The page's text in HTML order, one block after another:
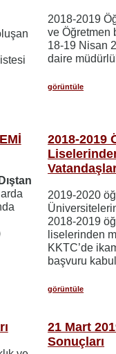
2018-2019
ve Öğretmen
18-19 Nisan
daire
görüntüle
2018-2019
2019-2020
2018-2019
liselerinden
KKTC’de
başvuru
görüntüle
21 Mart
Sonuçları